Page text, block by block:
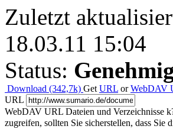
Zuletzt
18.03.11 15:04
Status:
Download (342,7k) Get URL orWebDAV
URL
WebDAV URL Dateien und Verzeichnisse
zugreifen, sollten Sie sicherstellen, dass Sie